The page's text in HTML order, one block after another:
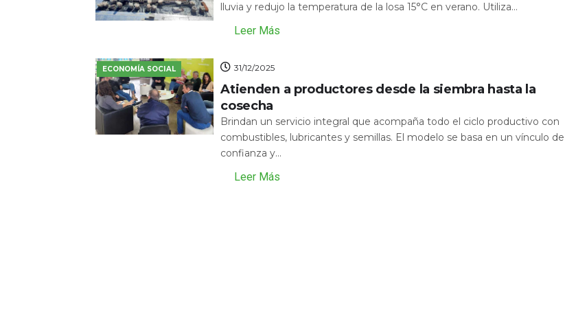
lluvia y redujo la temperatura de la losa 15°C en verano. Utiliza...
Leer Más
ECONOMÍA SOCIAL 31/12/2025
Atienden a productores desde la siembra hasta la
cosecha
Brindan un servicio integral que acompaña todo el ciclo productivo con
combustibles, lubricantes y semillas. El modelo se basa en un vínculo de
confianza y...
Leer Más